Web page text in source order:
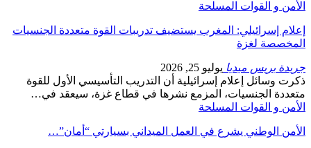
الأمن و القوات المسلحة
إعلام إسرائيلي: المغرب يستضيف تدريبات القوة متعددة الجنسيات
المخصصة لغزة
جريدة بريس ميديا يوليو 25, 2026
ذكرت وسائل إعلام إسرائيلية أن التدريب التأسيسي الأول للقوة
متعددة الجنسيات، المزمع نشرها في قطاع غزة، سيعقد في…
الأمن و القوات المسلحة
الأمن الوطني يشرع في العمل الميداني بسيارتي “أمان”…